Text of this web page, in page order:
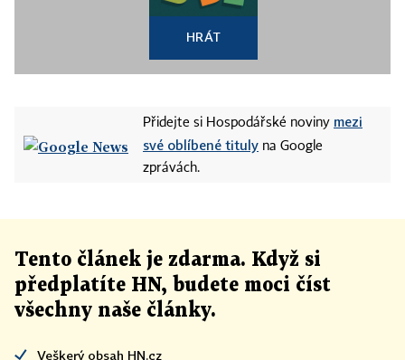
HRÁT
Přidejte si Hospodářské noviny mezi
své oblíbené tituly na Google
zprávách.
Tento článek je zdarma. Když si
předplatíte HN, budete moci číst
všechny naše články.
Veškerý obsah HN.cz